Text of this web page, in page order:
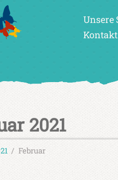
Unsere
Kontakt
2021
Februar